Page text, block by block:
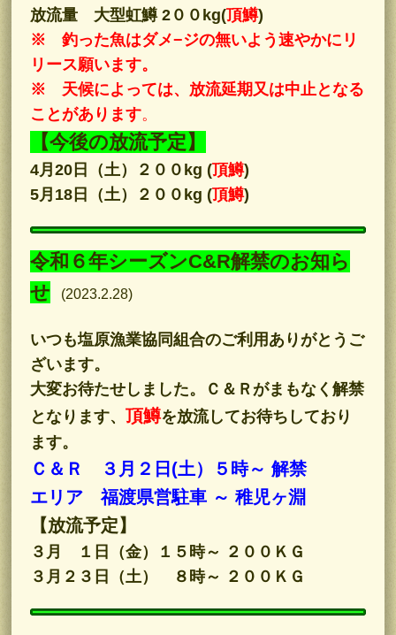
放流量 大型虹鱒 2００kg(頂鱒)
※ 釣った魚はダメ−ジの無いよう速やかにリ
リース願います。
※ 天候によっては、放流延期又は中止となる
ことがあります。
【今後の放流予定】
4月20日（土）２００kg (頂鱒)
5月18日（土）２００kg (頂鱒)
令和６年シーズンC&R解禁のお知ら
せ
(2023.2.28)
いつも塩原漁業協同組合のご利用ありがとうご
ざいます。
大変お待たせしました。Ｃ＆Ｒがまもなく解禁
となります、頂鱒を放流してお待ちしており
ます。
Ｃ＆Ｒ ３月２日(土）５時～ 解禁
エリア 福渡県営駐車 ～ 稚児ヶ淵
【放流予定】
３月 １日（金）１５時～ ２００ＫＧ
３月２３日（土） ８時～ ２００ＫＧ